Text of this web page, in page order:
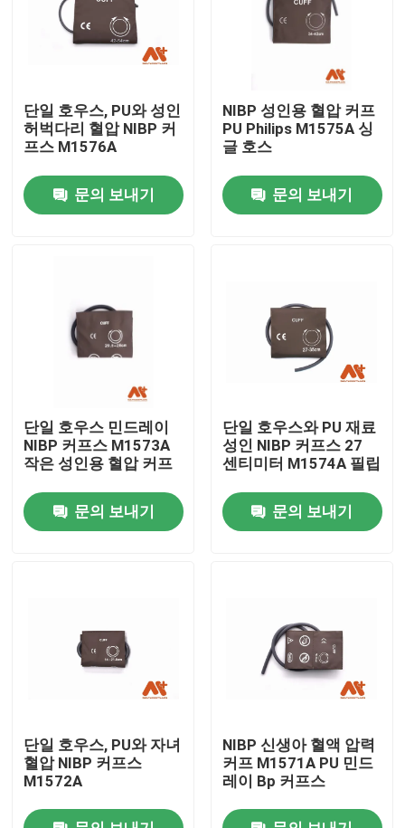
제품 소개
회사 소개
공장 투어
품질 관리
참을성 있는 모니터 케이블
재사용 가능한 spo2 센서
단일 호우스, PU와 성인
허벅다리 혈압 NIBP 커
프스 M1576A
문의 보내기
NIBP 성인용 혈압 커프
PU Philips M1575A 싱
글 호스
문의 보내기
단일 호우스 민드레이
NIBP 커프스 M1573A
작은 성인용 혈압 커프
문의 보내기
단일 호우스와 PU 재료
성인 NIBP 커프스 27
센티미터 M1574A 필립
문의 보내기
단일 호우스, PU와 자녀
혈압 NIBP 커프스
M1572A
NIBP 신생아 혈액 압력
커프 M1571A PU 민드
레이 Bp 커프스